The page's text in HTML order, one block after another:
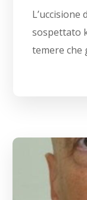
L’uccisione
sospettato
temere che